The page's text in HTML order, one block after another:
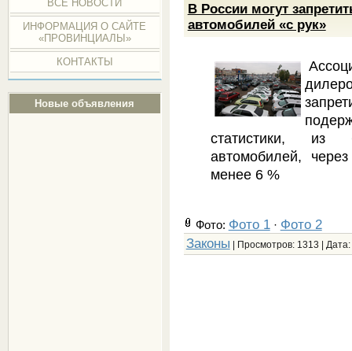
ВСЕ НОВОСТИ
ИНФОРМАЦИЯ О САЙТЕ
«ПРОВИНЦИАЛЫ»
КОНТАКТЫ
Новые объявления
В России могут
автомобилей «с рук»
статистики, из
автомобилей,
менее 6 %
Фото: Фото 1· Фото 2
Законы | Просмотров: 1313 | Дата: